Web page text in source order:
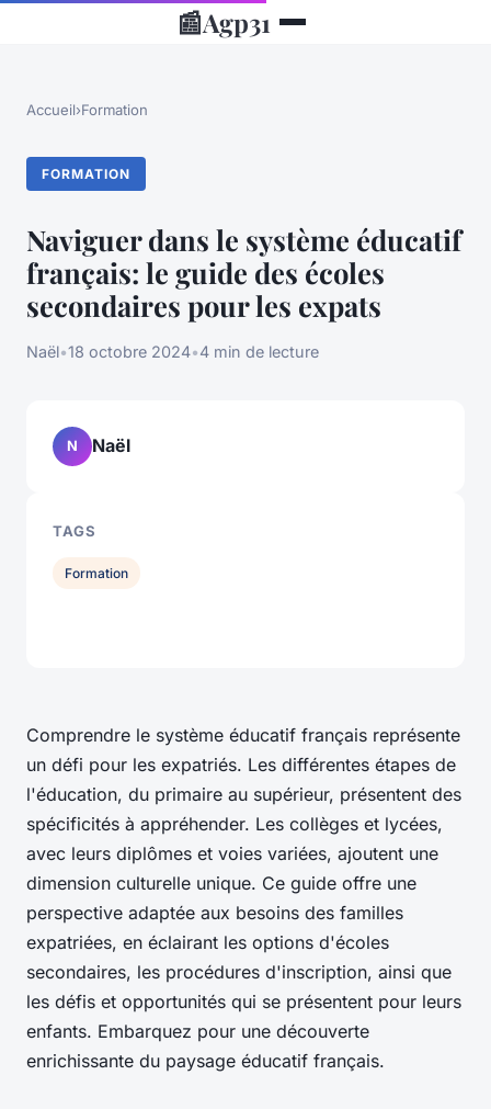
📰Agp31
Accueil›Formation
FORMATION
Naviguer dans le système éducatif
français: le guide des écoles
secondaires pour les expats
Naël•18 octobre 2024•4 min de lecture
Comprendre le système éducatif français représente
un défi pour les expatriés. Les différentes étapes de
l'éducation, du primaire au supérieur, présentent des
spécificités à appréhender. Les collèges et lycées,
avec leurs diplômes et voies variées, ajoutent une
dimension culturelle unique. Ce guide offre une
perspective adaptée aux besoins des familles
expatriées, en éclairant les options d'écoles
secondaires, les procédures d'inscription, ainsi que
les défis et opportunités qui se présentent pour leurs
enfants. Embarquez pour une découverte
enrichissante du paysage éducatif français.
N Naël
TAGS
Formation